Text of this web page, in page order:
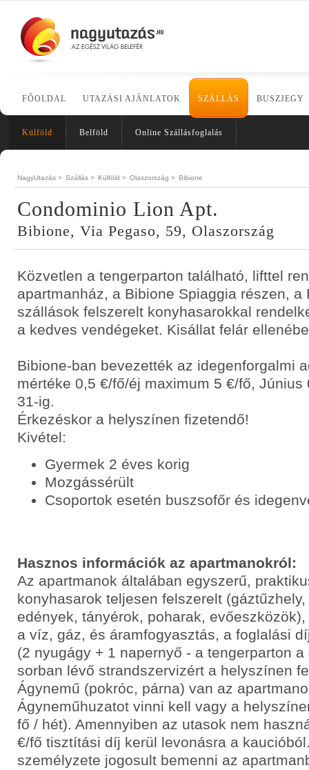
FŐOLDAL UTAZÁSI AJÁNLATOK SZÁLLÁS BUSZJEGY
Külföld Belföld Online Szállásfoglalás
NagyUtazás > Szállás > Külföld > Olaszország > Bibione
Condominio Lion Apt.
Bibione, Via Pegaso, 59, Olaszország
Közvetlen a tengerparton található, lifttel
apartmanház, a Bibione Spiaggia részen, a
szállások felszerelt konyhasarokkal
a kedves vendégeket. Kisállat felár
Bibione-ban bevezették az idegenforgalmi
mértéke 0,5 €/fő/éj maximum 5 €/fő, Június
31-ig.
Érkezéskor a helyszínen fizetendő!
Kivétel:
Gyermek 2 éves korig
Mozgássérült
Csoportok esetén buszsofőr és
Hasznos információk az apartmanokról:
Az apartmanok általában egyszerű,
konyhasarok teljesen felszerelt
edények, tányérok, poharak,
a víz, gáz, és áramfogyasztás, a foglalási
(2 nyugágy + 1 napernyő - a tengerparton
sorban lévő strandszervizért a helyszínen
Ágynemű (pokróc, párna) van az
Ágyneműhuzatot vinni kell vagy a
fő / hét). Amennyiben az utasok nem
€/fő tisztítási díj kerül levonásra a
személyzete jogosult bemenni az